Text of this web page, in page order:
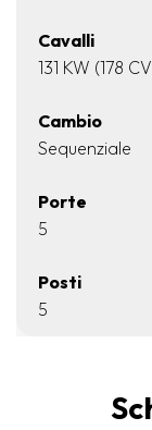
Cavalli
131 KW (178
Cambio
Sequenziale
Porte
5
Posti
5